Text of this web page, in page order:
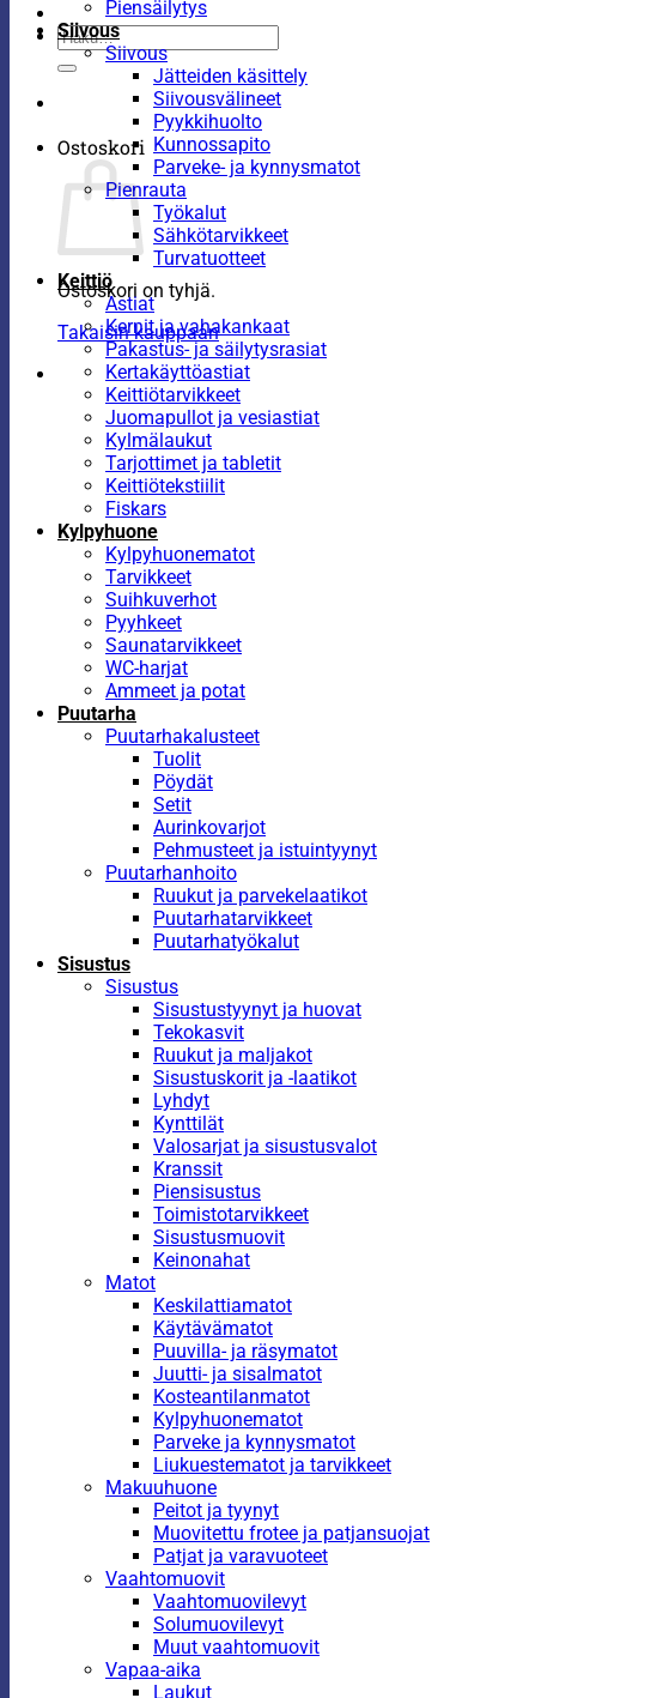
Etsi:
Ostoskori
Ostoskori on tyhjä.
Takaisin kauppaan
Piensäilytys
Siivous
Siivous
Jätteiden käsittely
Siivousvälineet
Pyykkihuolto
Kunnossapito
Parveke- ja kynnysmatot
Pienrauta
Työkalut
Sähkötarvikkeet
Turvatuotteet
Keittiö
Astiat
Kernit ja vahakankaat
Pakastus- ja säilytysrasiat
Kertakäyttöastiat
Keittiötarvikkeet
Juomapullot ja vesiastiat
Kylmälaukut
Tarjottimet ja tabletit
Keittiötekstiilit
Fiskars
Kylpyhuone
Kylpyhuonematot
Tarvikkeet
Suihkuverhot
Pyyhkeet
Saunatarvikkeet
WC-harjat
Ammeet ja potat
Puutarha
Puutarhakalusteet
Tuolit
Pöydät
Setit
Aurinkovarjot
Pehmusteet ja istuintyynyt
Puutarhanhoito
Ruukut ja parvekelaatikot
Puutarhatarvikkeet
Puutarhatyökalut
Sisustus
Sisustus
Sisustustyynyt ja huovat
Tekokasvit
Ruukut ja maljakot
Sisustuskorit ja -laatikot
Lyhdyt
Kynttilät
Valosarjat ja sisustusvalot
Kranssit
Piensisustus
Toimistotarvikkeet
Sisustusmuovit
Keinonahat
Matot
Keskilattiamatot
Käytävämatot
Puuvilla- ja räsymatot
Juutti- ja sisalmatot
Kosteantilanmatot
Kylpyhuonematot
Parveke ja kynnysmatot
Liukuestematot ja tarvikkeet
Makuuhuone
Peitot ja tyynyt
Muovitettu frotee ja patjansuojat
Patjat ja varavuoteet
Vaahtomuovit
Vaahtomuovilevyt
Solumuovilevyt
Muut vaahtomuovit
Vapaa-aika
Laukut